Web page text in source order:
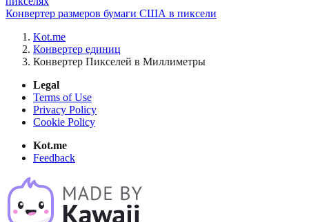
Конвертер размеров бумаги США в пиксели
Kot.me
Конвертер единиц
Конвертер Пикселей в Миллиметры
Legal
Terms of Use
Privacy Policy
Cookie Policy
Kot.me
Feedback